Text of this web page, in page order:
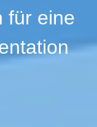
für eine